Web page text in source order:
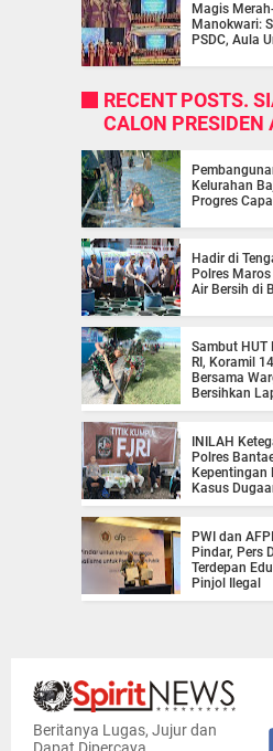
Magis
Manokwari:
PSDC, Aula
RECENT POSTS.
CALON PRESIDEN
Kelurahan
Progres
Hadir di
Polres
Air Bersih di
Sambut HUT
RI, Koramil
Bersama
Bersihkan
INILAH
Polres
Kepentingan
Kasus
PWI dan
Pindar, Pers
Terdepan
Pinjol Ilegal
Beritanya Lugas, Jujur dan
Dapat Dipercaya.